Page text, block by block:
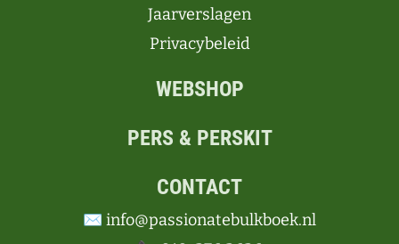
Jaarverslagen
Privacybeleid
WEBSHOP
PERS & PERSKIT
CONTACT
✉️ info@passionatebulkboek.nl